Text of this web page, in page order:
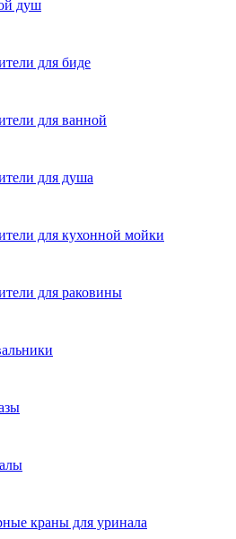
душ
для биде
для ванной
для душа
для кухонной мойки
для раковины
краны для уринала